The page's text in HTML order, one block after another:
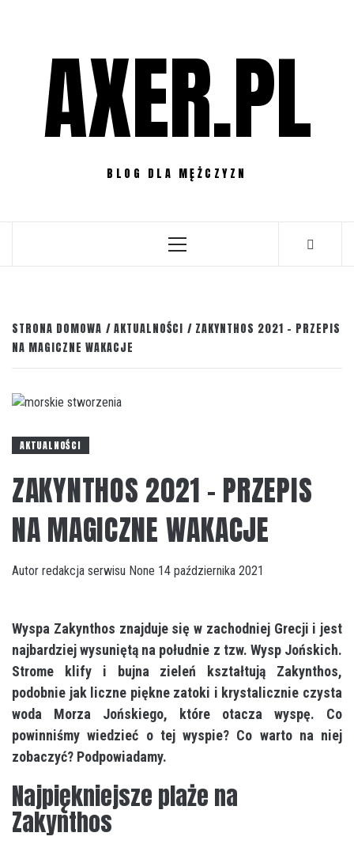
AXER.PL
BLOG DLA MĘŻCZYZN
Menu
STRONA DOMOWA AKTUALNOŚCI
ZAKYNTHOS 2021 – PRZEPIS
NA MAGICZNE WAKACJE
AKTUALNOŚCI
ZAKYNTHOS 2021 – PRZEPIS
NA MAGICZNE WAKACJE
Autor redakcja serwisu None 14 października 2021
Wyspa Zakynthos znajduje się w zachodniej Grecji i jest
najbardziej wysuniętą na południe z tzw. Wysp Jońskich.
Strome klify i bujna zieleń kształtują Zakynthos,
podobnie jak liczne piękne zatoki i krystalicznie czysta
woda Morza Jońskiego, które otacza wyspę.
Co
powinniśmy wiedzieć o tej wyspie? Co warto na niej
zobaczyć? Podpowiadamy.
Najpiękniejsze plaże na
Zakynthos